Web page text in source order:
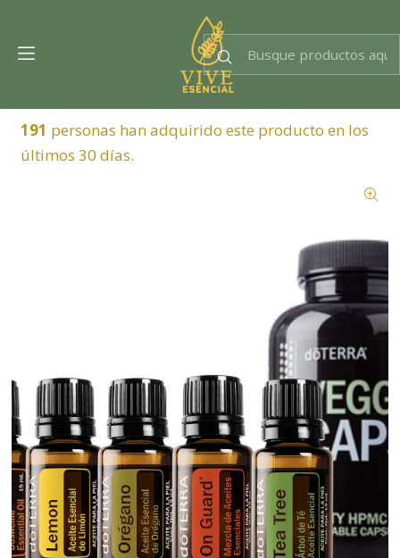
191 personas han adquirido este producto en los
últimos 30 días.
Dra. EsencIAl
Experta en bienestar